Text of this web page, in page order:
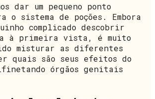
dar um pequeno ponto
o sistema de poções. Embora
complicado descobrir
à primeira vista, é muito
misturar as diferentes
quais são seus efeitos do
órgãos genitais